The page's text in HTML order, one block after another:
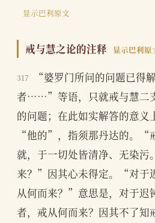
显示巴利原文
戒与慧之论的注释 显示巴利原
317
“婆罗门所问的问题已
者……”等语，只就戒与慧二
的问题；在此如实解答的意义
“他的”，指须那丹达的。“
就，于一切处皆清净、无染
来？”因其心未得定。“对于
从何而来？”意思是，对于迟
者，戒从何而来？因其不了知